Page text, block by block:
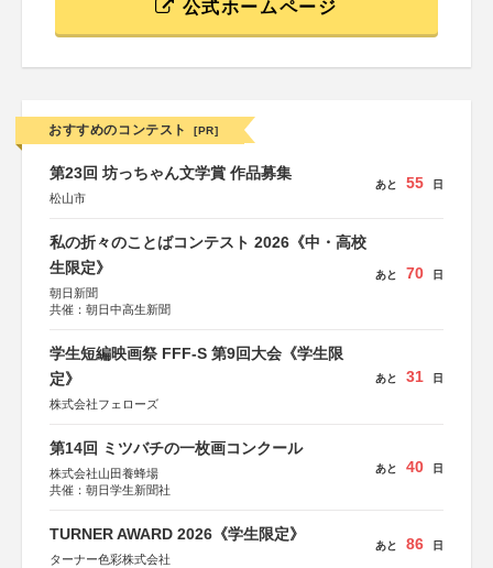
公式ホームページ
おすすめのコンテスト [PR]
第23回 坊っちゃん文学賞 作品募集
松山市
あと 55 日
私の折々のことばコンテスト 2026《中・高校
生限定》
朝日新聞
共催：朝日中高生新聞
あと 70 日
学生短編映画祭 FFF-S 第9回大会《学生限
定》
株式会社フェローズ
あと 31 日
第14回 ミツバチの一枚画コンクール
株式会社山田養蜂場
共催：朝日学生新聞社
あと 40 日
TURNER AWARD 2026《学生限定》
ターナー色彩株式会社
あと 86 日